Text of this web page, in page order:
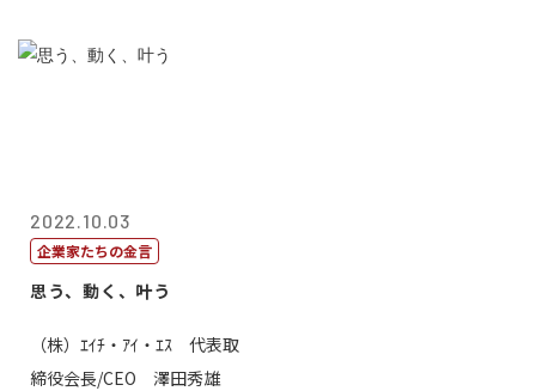
2022.10.03
企業家たちの金言
思う、動く、叶う
（株）ｴｲﾁ・ｱｲ・ｴｽ 代表取
締役会長/CEO 澤田秀雄